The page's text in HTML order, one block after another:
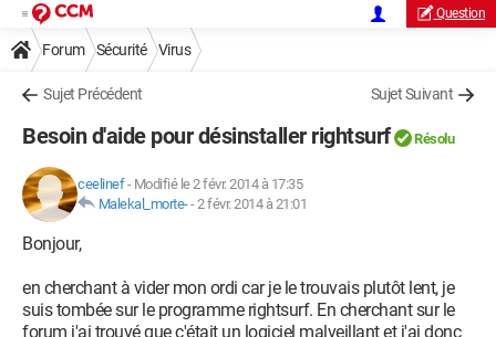
Question
Forum Sécurité Virus
Sujet Précédent Sujet Suivant
Besoin d'aide pour désinstaller rightsurf Résolu
ceelinef- Modifié le 2 févr. 2014 à 17:35
Malekal_morte--2 févr. 2014 à 21:01
Bonjour,
en cherchant à vider mon ordi car je le trouvais plutôt lent, je
suis tombée sur le programme rightsurf. En cherchant sur le
forum j'ai trouvé que c'était un logiciel malveillant et j'ai donc